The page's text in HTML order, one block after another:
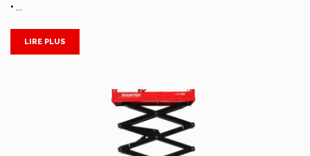
• …
LIRE PLUS